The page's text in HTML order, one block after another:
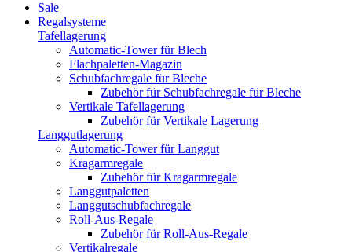
Sale
Regalsysteme
Tafellagerung
Automatic-Tower für Blech
Flachpaletten-Magazin
Schubfachregale für Bleche
Zubehör für Schubfachregale für Bleche
Vertikale Tafellagerung
Zubehör für Vertikale Lagerung
Langgutlagerung
Automatic-Tower für Langgut
Kragarmregale
Zubehör für Kragarmregale
Langgutpaletten
Langgutschubfachregale
Roll-Aus-Regale
Zubehör für Roll-Aus-Regale
Vertikalregale